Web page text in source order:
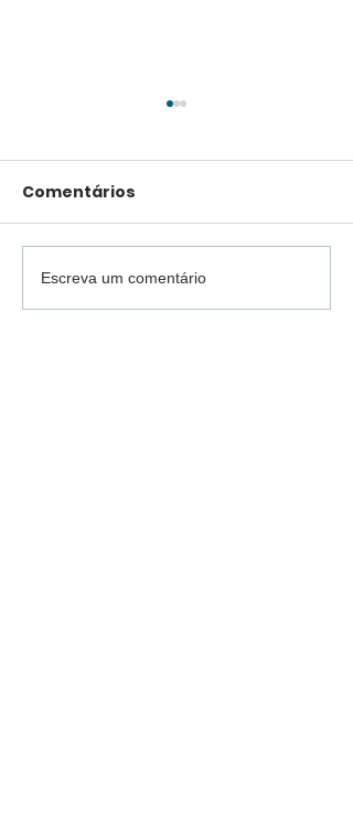
Viação Castelo
Branco celebra o Dia
Comentários
Escreva um comentário